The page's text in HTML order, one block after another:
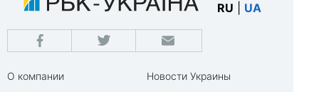
RU UA
О компании
Новости Украины